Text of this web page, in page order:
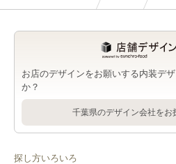
お店のデザインをお願いする内装デ
か？
千葉県のデザイン会社をお
探し方いろいろ